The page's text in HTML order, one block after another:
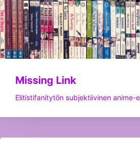
Siirry
sisältöön
Missing Link
Elitistifanitytön subjektiivinen anime-